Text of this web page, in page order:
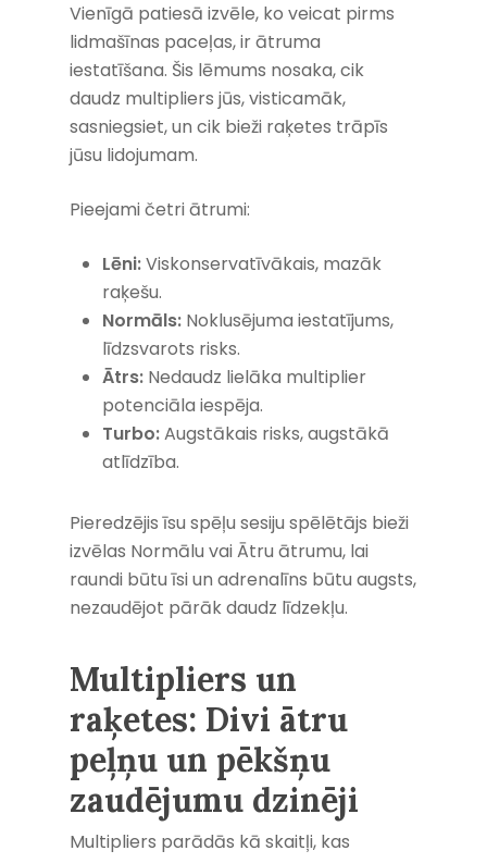
Vienīgā patiesā izvēle, ko veicat pirms
lidmašīnas paceļas, ir ātruma
iestatīšana. Šis lēmums nosaka, cik
daudz multipliers jūs, visticamāk,
sasniegsiet, un cik bieži raķetes trāpīs
jūsu lidojumam.
Pieejami četri ātrumi:
Lēni:Viskonservatīvākais, mazāk
raķešu.
Normāls: Noklusējuma iestatījums,
līdzsvarots risks.
Ātrs: Nedaudz lielāka multiplier
potenciāla iespēja.
Turbo:Augstākais risks, augstākā
atlīdzība.
Pieredzējis īsu spēļu sesiju spēlētājs bieži
izvēlas Normālu vai Ātru ātrumu, lai
raundi būtu īsi un adrenalīns būtu augsts,
nezaudējot pārāk daudz līdzekļu.
Multipliers un
raķetes: Divi ātru
peļņu un pēkšņu
zaudējumu dzinēji
Multipliers parādās kā skaitļi, kas